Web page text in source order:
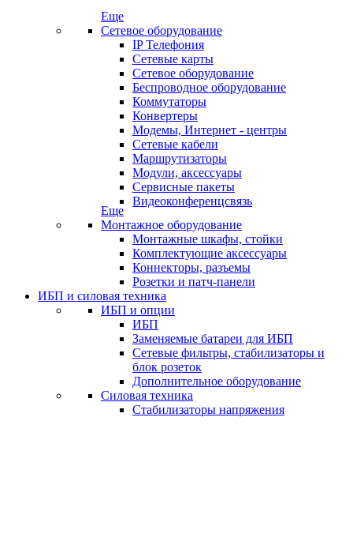
Еще
Сетевое оборудование
IP Телефония
Сетевые карты
Сетевое оборудование
Беспроводное оборудование
Коммутаторы
Конвертеры
Модемы, Интернет - центры
Сетевые кабели
Маршрутизаторы
Модули, аксессуары
Сервисные пакеты
Видеоконференцсвязь
Еще
Монтажное оборудование
Монтажные шкафы, стойки
Комплектующие аксессуары
Коннекторы, разъемы
Розетки и патч-панели
ИБП и силовая техника
ИБП и опции
ИБП
Заменяемые батареи для ИБП
Сетевые фильтры, стабилизаторы и
блок розеток
Дополнительное оборудование
Силовая техника
Стабилизаторы напряжения